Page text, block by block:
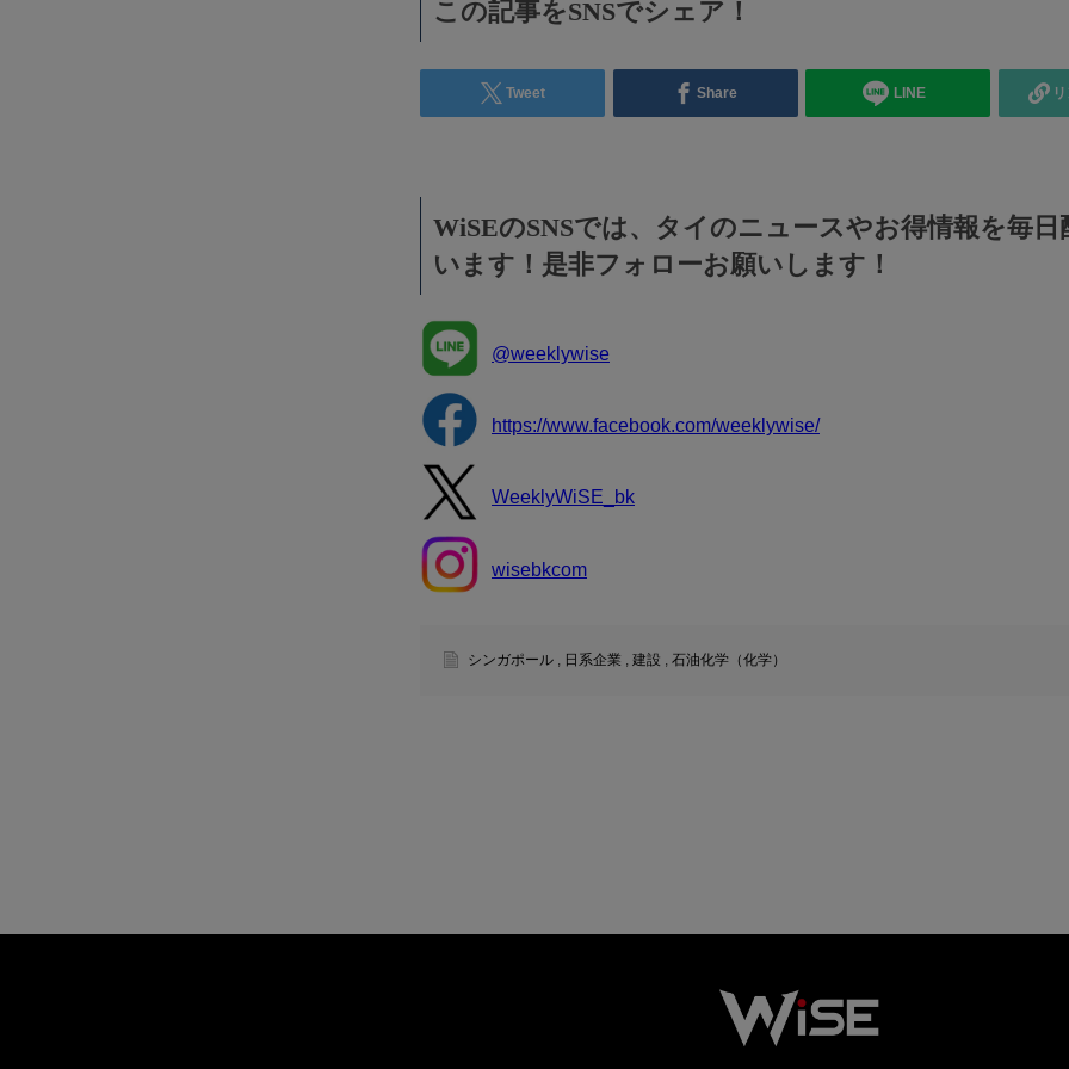
この記事をSNSでシェア！
Tweet Share LINE
WiSEのSNSでは、タイのニュースやお得情報を毎日
います！是非フォローお願いします！
@weeklywise
https://www.facebook.com/weeklywise/
WeeklyWiSE_bk
wisebkcom
シンガポール 日系企業 建設 石油化学（化学）